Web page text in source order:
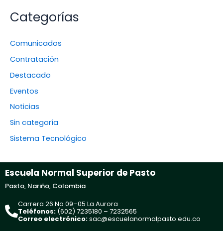
Categorías
Comunicados
Contratación
Destacado
Eventos
Noticias
Sin categoría
Sistema Tecnológico
Escuela Normal Superior de Pasto
Pasto, Nariño, Colombia
Carrera 26 No 09–05 La Aurora
Teléfonos: (602) 7235180 – 7232565
Correo electrónico:sac@escuelanormalpasto.edu.co